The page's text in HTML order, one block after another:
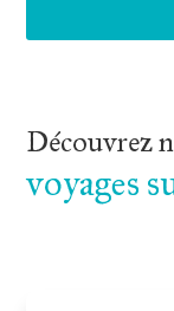
Découvrez
voyages